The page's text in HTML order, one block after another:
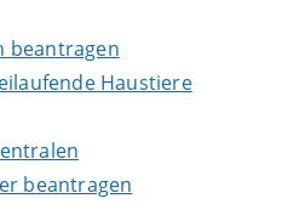
beantragen
Haustiere
beantragen